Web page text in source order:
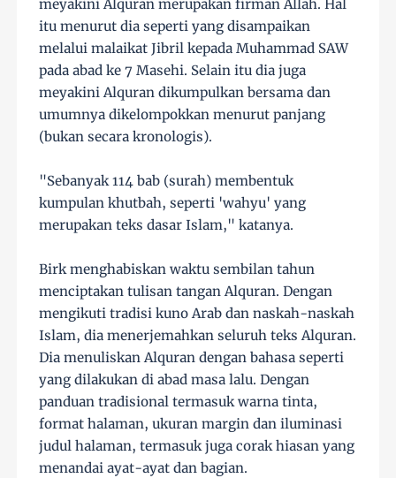
meyakini Alquran merupakan firman Allah. Hal
itu menurut dia seperti yang disampaikan
melalui malaikat Jibril kepada Muhammad SAW
pada abad ke 7 Masehi. Selain itu dia juga
meyakini Alquran dikumpulkan bersama dan
umumnya dikelompokkan menurut panjang
(bukan secara kronologis).
"Sebanyak 114 bab (surah) membentuk
kumpulan khutbah, seperti 'wahyu' yang
merupakan teks dasar Islam," katanya.
Birk menghabiskan waktu sembilan tahun
menciptakan tulisan tangan Alquran. Dengan
mengikuti tradisi kuno Arab dan naskah-naskah
Islam, dia menerjemahkan seluruh teks Alquran.
Dia menuliskan Alquran dengan bahasa seperti
yang dilakukan di abad masa lalu. Dengan
panduan tradisional termasuk warna tinta,
format halaman, ukuran margin dan iluminasi
judul halaman, termasuk juga corak hiasan yang
menandai ayat-ayat dan bagian.